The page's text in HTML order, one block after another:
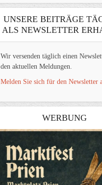
UNSERE BEITRÄGE
ALS NEWSLETTER
Wir versenden täglich einen
den aktuellen Meldungen.
Melden Sie sich für den Newsletter
WERBUNG